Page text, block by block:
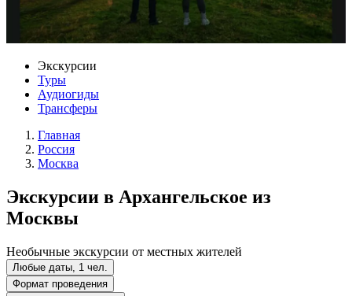
Экскурсии
Туры
Аудиогиды
Трансферы
Главная
Россия
Москва
Экскурсии в Архангельское из
Москвы
Необычные экскурсии от местных жителей
Любые даты, 1 чел.
Формат проведения